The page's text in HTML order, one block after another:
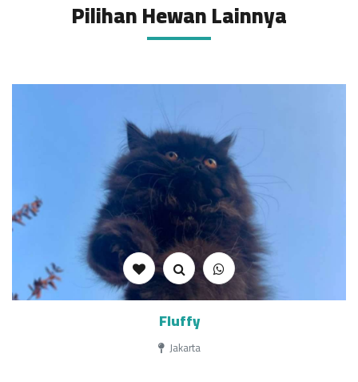
Pilihan Hewan Lainnya
Fluffy
Jakarta